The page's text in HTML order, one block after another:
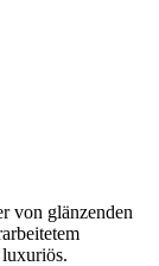
von glänzenden